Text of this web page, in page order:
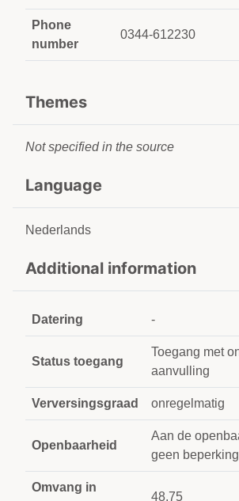
Phone
number
0344-612230
Themes
Not specified in the source
Language
Nederlands
Additional information
Datering -
Status toegang
Toegang met
aanvulling
Verversingsgraad onregelmatig
Openbaarheid
Aan de
geen
Omvang in
48,75